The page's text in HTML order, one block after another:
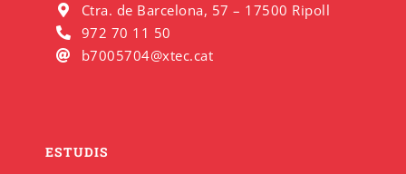
Ctra. de Barcelona, 57 – 17500 Ripoll
972 70 11 50
b7005704@xtec.cat
ESTUDIS